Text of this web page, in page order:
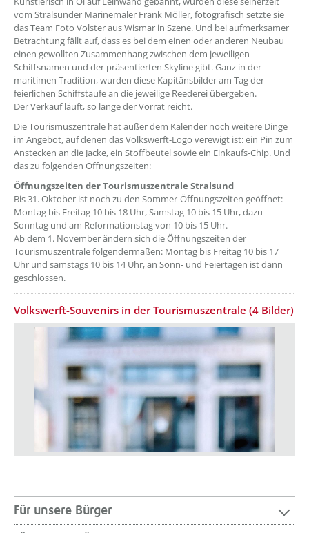
vom Stralsunder Marinemaler Frank Möller, fotografisch setzte sie
das Team Foto Volster aus Wismar in Szene. Und bei aufmerksamer
Betrachtung fällt auf, dass es bei dem einen oder anderen Neubau
einen gewollten Zusammenhang zwischen dem jeweiligen
Schiffsnamen und der präsentierten Skyline gibt. Ganz in der
maritimen Tradition, wurden diese Kapitänsbilder am Tag der
feierlichen Schiffstaufe an die jeweilige Reederei übergeben.
Der Verkauf läuft, so lange der Vorrat reicht.
Die Tourismuszentrale hat außer dem Kalender noch weitere Dinge
im Angebot, auf denen das Volkswerft-Logo verewigt ist: ein Pin zum
Anstecken an die Jacke, ein Stoffbeutel sowie ein Einkaufs-Chip. Und
das zu folgenden Öffnungszeiten:
Öffnungszeiten der Tourismuszentrale Stralsund
Bis 31. Oktober ist noch zu den Sommer-Öffnungszeiten geöffnet:
Montag bis Freitag 10 bis 18 Uhr, Samstag 10 bis 15 Uhr, dazu
Sonntag und am Reformationstag von 10 bis 15 Uhr.
Ab dem 1. November ändern sich die Öffnungszeiten der
Tourismuszentrale folgendermaßen: Montag bis Freitag 10 bis 17
Uhr und samstags 10 bis 14 Uhr, an Sonn- und Feiertagen ist dann
geschlossen.
Volkswerft-Souvenirs in der Tourismuszentrale (4 Bilder)
Für unsere Bürger